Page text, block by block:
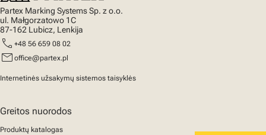
Partex Marking Systems Sp. z o.o.
ul. Małgorzatowo 1C
87-162 Lubicz, Lenkija
call +48 56 659 08 02
mail office@partex.pl
Internetinės užsakymų sistemos taisyklės
Greitos nuorodos
Produktų katalogas